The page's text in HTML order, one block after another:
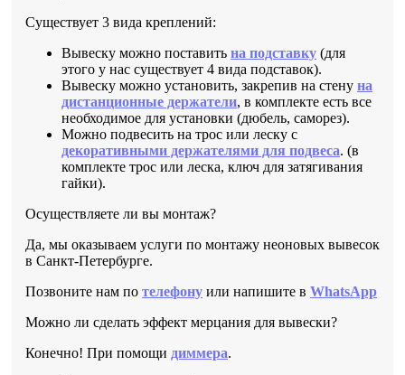
Существует 3 вида креплений:
Вывеску можно поставить на подставку (для
этого у нас существует 4 вида подставок).
Вывеску можно установить, закрепив на стену на
дистанционные держатели, в комплекте есть все
необходимое для установки (дюбель, саморез).
Можно подвесить на трос или леску с
декоративными держателями для подвеса. (в
комплекте трос или леска, ключ для затягивания
гайки).
Осуществляете ли вы монтаж?
Да, мы оказываем услуги по монтажу неоновых вывесок
в Санкт-Петербурге.
Позвоните нам по телефону или напишите в WhatsApp
Можно ли сделать эффект мерцания для вывески?
Конечно! При помощи диммера.